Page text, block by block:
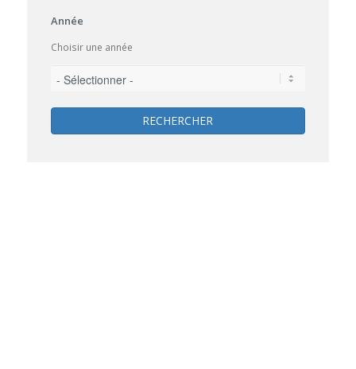
Année
Choisir une année
RECHERCHER